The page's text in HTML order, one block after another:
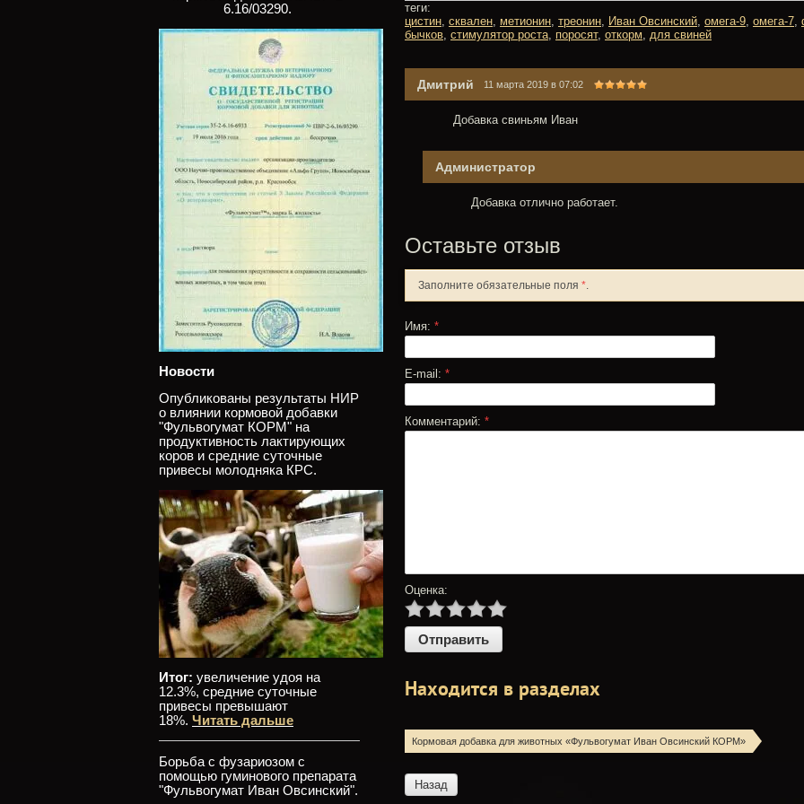
теги:
цистин, сквален, метионин, треонин, Иван Овсинский, омега-9, омега-7,
бычков, стимулятор роста, поросят, откорм, для свиней
Дмитрий 11 марта 2019 в 07:02
Добавка свиньям Иван
Администратор
Добавка отлично работает.
Оставьте отзыв
Заполните обязательные поля *.
Имя: *
E-mail: *
Комментарий: *
Оценка:
Находится в разделах
Кормовая добавка для животных «Фульвогумат Иван Овсинский КОРМ»
Назад
6.16/03290.
Новости
Опубликованы результаты НИР
о влиянии кормовой добавки
"Фульвогумат КОРМ" на
продуктивность лактирующих
коров и средние суточные
привесы молодняка КРС.
Итог: увеличение удоя на
12.3%, средние суточные
привесы превышают
18%. Читать дальше
Борьба с фузариозом с
помощью гуминового препарата
"Фульвогумат Иван Овсинский".